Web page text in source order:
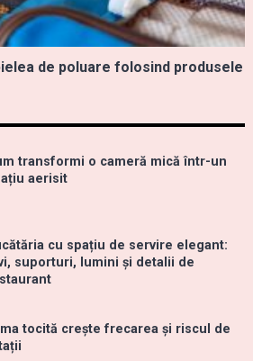
de poluare folosind produsele
transformi o cameră mică într-un
aerisit
cu spațiu de servire elegant:
suporturi, lumini și detalii de
tocită crește frecarea și riscul de